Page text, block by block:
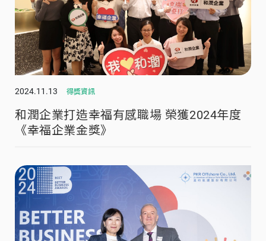
和潤企業打造幸福有感職場 榮獲2024年度
《幸福企業金獎》
2024.11.13 得獎資訊